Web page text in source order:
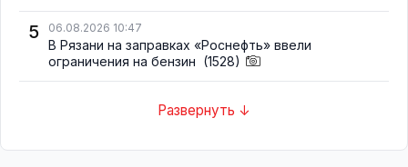
5 06.08.2026 10:47
В Рязани на заправках «Роснефть» ввели
ограничения на бензин (1528)
Развернуть ↓